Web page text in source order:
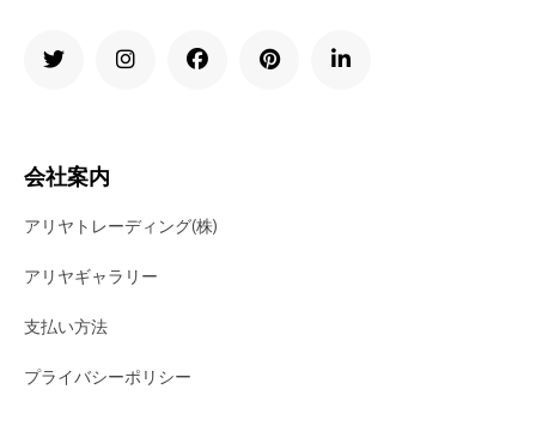
会社案内
アリヤトレーディング(株)
アリヤギャラリー
支払い方法
プライバシーポリシー